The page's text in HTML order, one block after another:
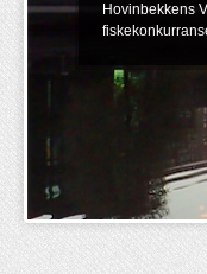
Hovinbekkens